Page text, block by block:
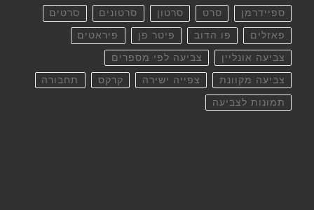
ספיידרמן סרט סרטון סרטונים סרטים
פאזלים פו הדוב פיטר פן פיראטים
צביעה אונליין צביעה לפי מספרים
צביעה מקוונת צפייה ישירה קרקס תחבורה
תמונות לצביעה